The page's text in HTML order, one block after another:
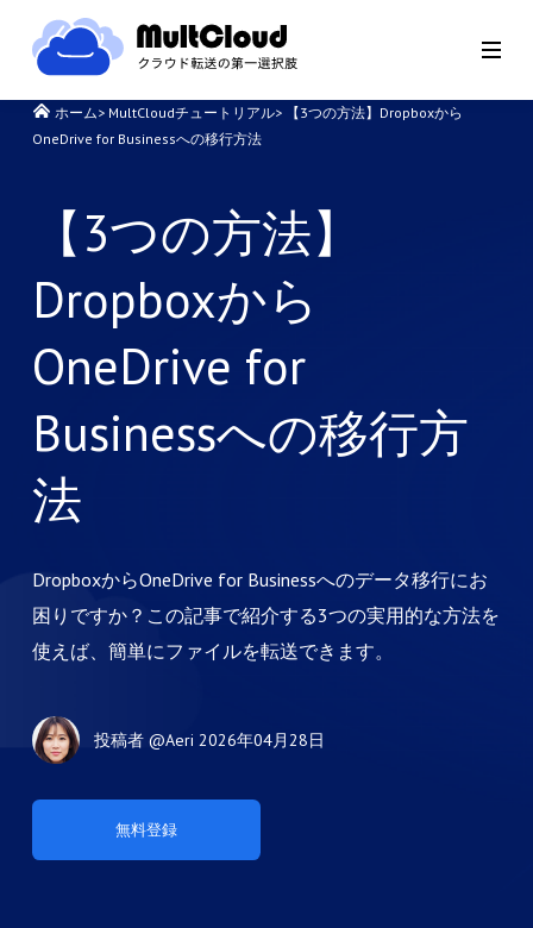
ホーム> MultCloudチュートリアル>
【3つの方法】Dropboxから
OneDrive for Businessへの移行方法
【3つの方法】
Dropboxから
OneDrive for
Businessへの移行方
法
DropboxからOneDrive for Businessへのデータ移行にお
困りですか？この記事で紹介する3つの実用的な方法を
使えば、簡単にファイルを転送できます。
投稿者 @Aeri 2026年04月28日